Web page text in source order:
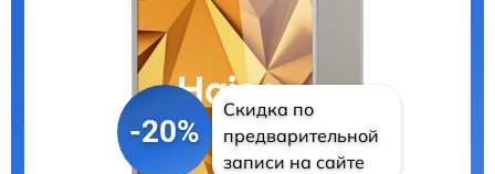
-20%
Скидка по
предварительной
записи на сайте